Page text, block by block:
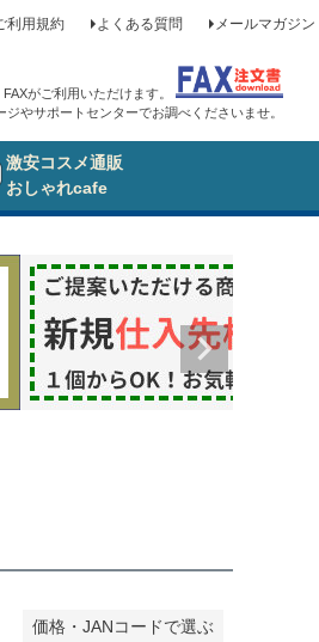
利用規約 よくある質問 メールマガジン
がご利用いただけます。
やサポートセンターでお調べくださいませ。
激安コスメ通販
おしゃれcafe
価格・JANコードで選ぶ